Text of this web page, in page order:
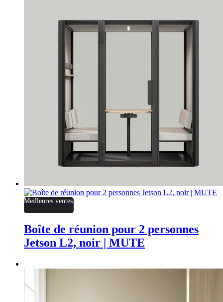
Meilleures ventes
Boîte de réunion pour 2 personnes
Jetson L2, noir | MUTE